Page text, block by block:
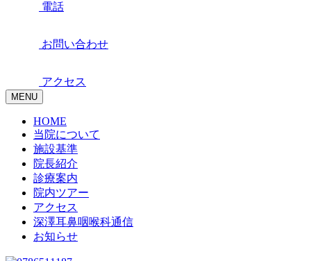
電話
お問い合わせ
アクセス
MENU
HOME
当院について
施設基準
院長紹介
診療案内
院内ツアー
アクセス
深澤耳鼻咽喉科通信
お知らせ